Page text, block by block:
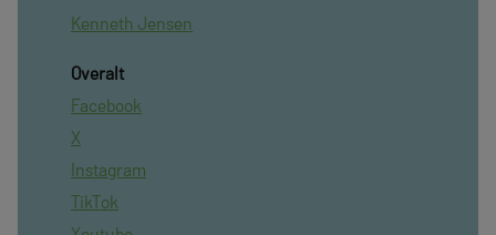
Kenneth Jensen
Overalt
Facebook
X
Instagram
TikTok